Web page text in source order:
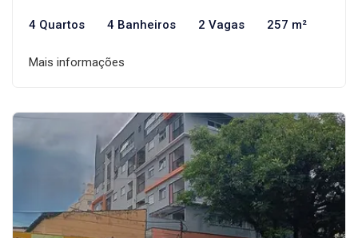
4 Quartos 4 Banheiros 2 Vagas 257 m²
Mais informações